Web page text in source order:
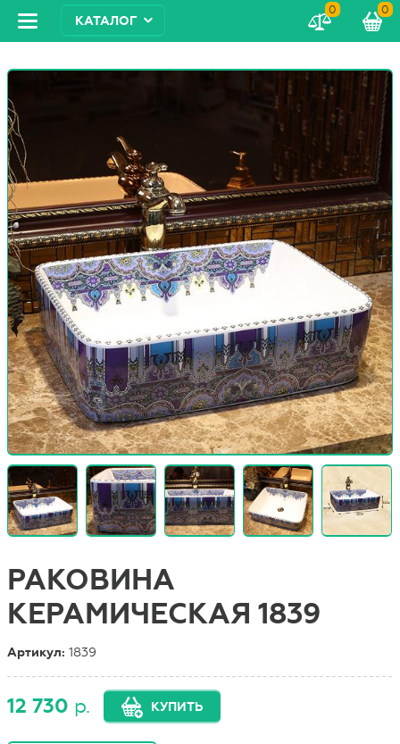
КАТАЛОГ
0 0
РАКОВИНА
КЕРАМИЧЕСКАЯ 1839
Артикул:1839
12 730 р. КУПИТЬ